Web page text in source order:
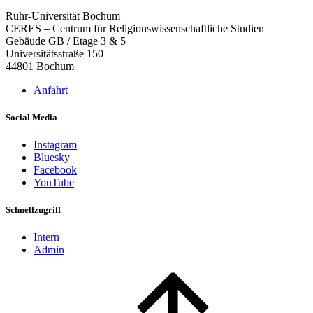
Ruhr-Universität Bochum
CERES – Centrum für Religionswissenschaftliche Studien
Gebäude GB / Etage 3 & 5
Universitätsstraße 150
44801 Bochum
Anfahrt
Social Media
Instagram
Bluesky
Facebook
YouTube
Schnellzugriff
Intern
Admin